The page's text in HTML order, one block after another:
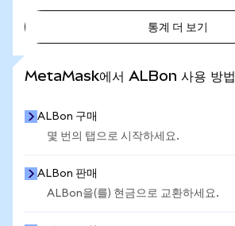
통계 더 보기
MetaMask에서 ALBon 사용 방법
ALBon 구매
몇 번의 탭으로 시작하세요.
ALBon 판매
ALBon을(를) 현금으로 교환하세요.